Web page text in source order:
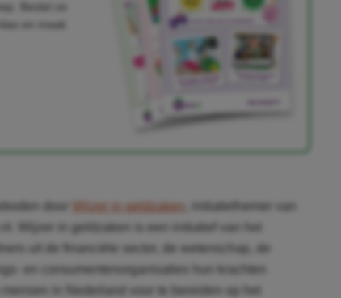
Bestel ze
en maak
door Wijzer in geldzaken
, initiatiefnemer van
Wijzer in geldzaken is een initiatief van het
uit de financiële sector, de wetenschap, de
en consumentenorganisaties hun krachten
in Nederland voor te bereiden op het